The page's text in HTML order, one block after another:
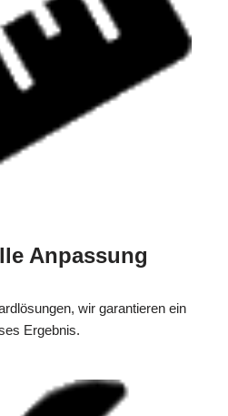
Anpassung
wir garantieren ein
Ergebnis.